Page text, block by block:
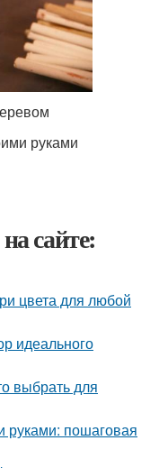
руками
сайте:
цвета для любой
идеального
выбрать для
руками: пошаговая